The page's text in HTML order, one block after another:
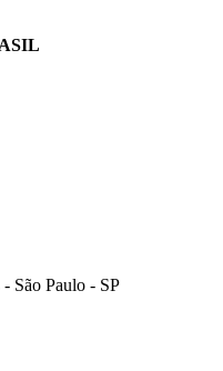
São Paulo - SP